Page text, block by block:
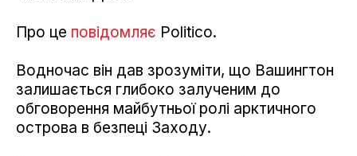
Про це повідомляє Politico.
Водночас він дав зрозуміти, що Вашингтон
залишається глибоко залученим до
обговорення майбутньої ролі арктичного
острова в безпеці Заходу.